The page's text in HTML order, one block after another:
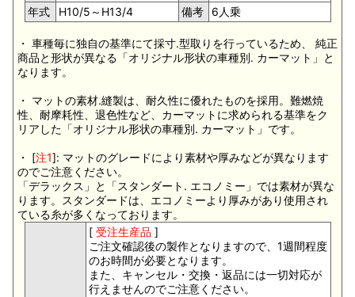
年式 H10/5～H13/4 備考 6人乗
・ 車種毎に独自の基準にて採寸.型取りを行っているため、 純正
商品と形状が異なる「オリジナル形状の車種別. カーマット」と
なります。
・ マットの素材.縫製は、耐久性に優れたものを採用。難燃焼
性、耐摩耗性、退色性など、カーマットに求められる基準をク
リアした「オリジナル形状の車種別. カーマット」です。
・ [注1]: マットのグレードにより素材や厚みなどが異なります
のでご注意ください。
「デラックス」と「スタンダート. エコノミー」では素材が異な
ります。スタンダードは、エコノミーより厚みがあり使用され
ている糸が多くなっております。
[ 受注生産品 ]
ご注文確認後の製作となりますので、1週間程度
のお時間が必要となります。
また、キャンセル・交換・返品には一切対応が
行えませんのでご注意ください。